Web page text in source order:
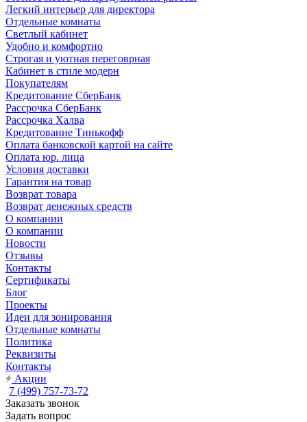
Легкий интерьер для директора
Отдельные комнаты
Светлый кабинет
Удобно и комфортно
Строгая и уютная переговрная
Кабинет в стиле модерн
Покупателям
Кредитование СберБанк
Рассрочка СберБанк
Рассрочка Халва
Кредитование Тинькофф
Оплата банковской картой на сайте
Оплата юр. лица
Условия доставки
Гарантия на товар
Возврат товара
Возврат денежных средств
О компании
О компании
Новости
Отзывы
Контакты
Сертификаты
Блог
Проекты
Идеи для зонирования
Отдельные комнаты
Политика
Реквизиты
Контакты
Акции
7 (499) 757-73-72
Заказать звонок
Задать вопрос